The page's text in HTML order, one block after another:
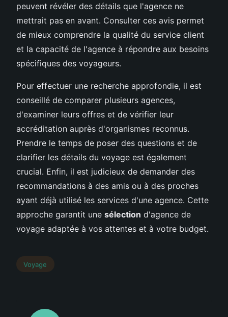
peuvent révéler des détails que l'agence ne
mettrait pas en avant. Consulter ces avis permet
de mieux comprendre la qualité du service client
et la capacité de l'agence à répondre aux besoins
spécifiques des voyageurs.
Pour effectuer une recherche approfondie, il est
conseillé de comparer plusieurs agences,
d'examiner leurs offres et de vérifier leur
accréditation auprès d'organismes reconnus.
Prendre le temps de poser des questions et de
clarifier les détails du voyage est également
crucial. Enfin, il est judicieux de demander des
recommandations à des amis ou à des proches
ayant déjà utilisé les services d'une agence. Cette
approche garantit une sélection d'agence de
voyage adaptée à vos attentes et à votre budget.
Voyage